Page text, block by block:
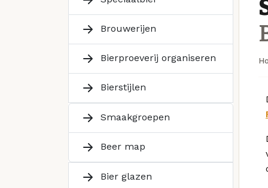
Brouwerijen
Bierproeverij organiseren
Bierstijlen
Smaakgroepen
Beer map
Bier glazen